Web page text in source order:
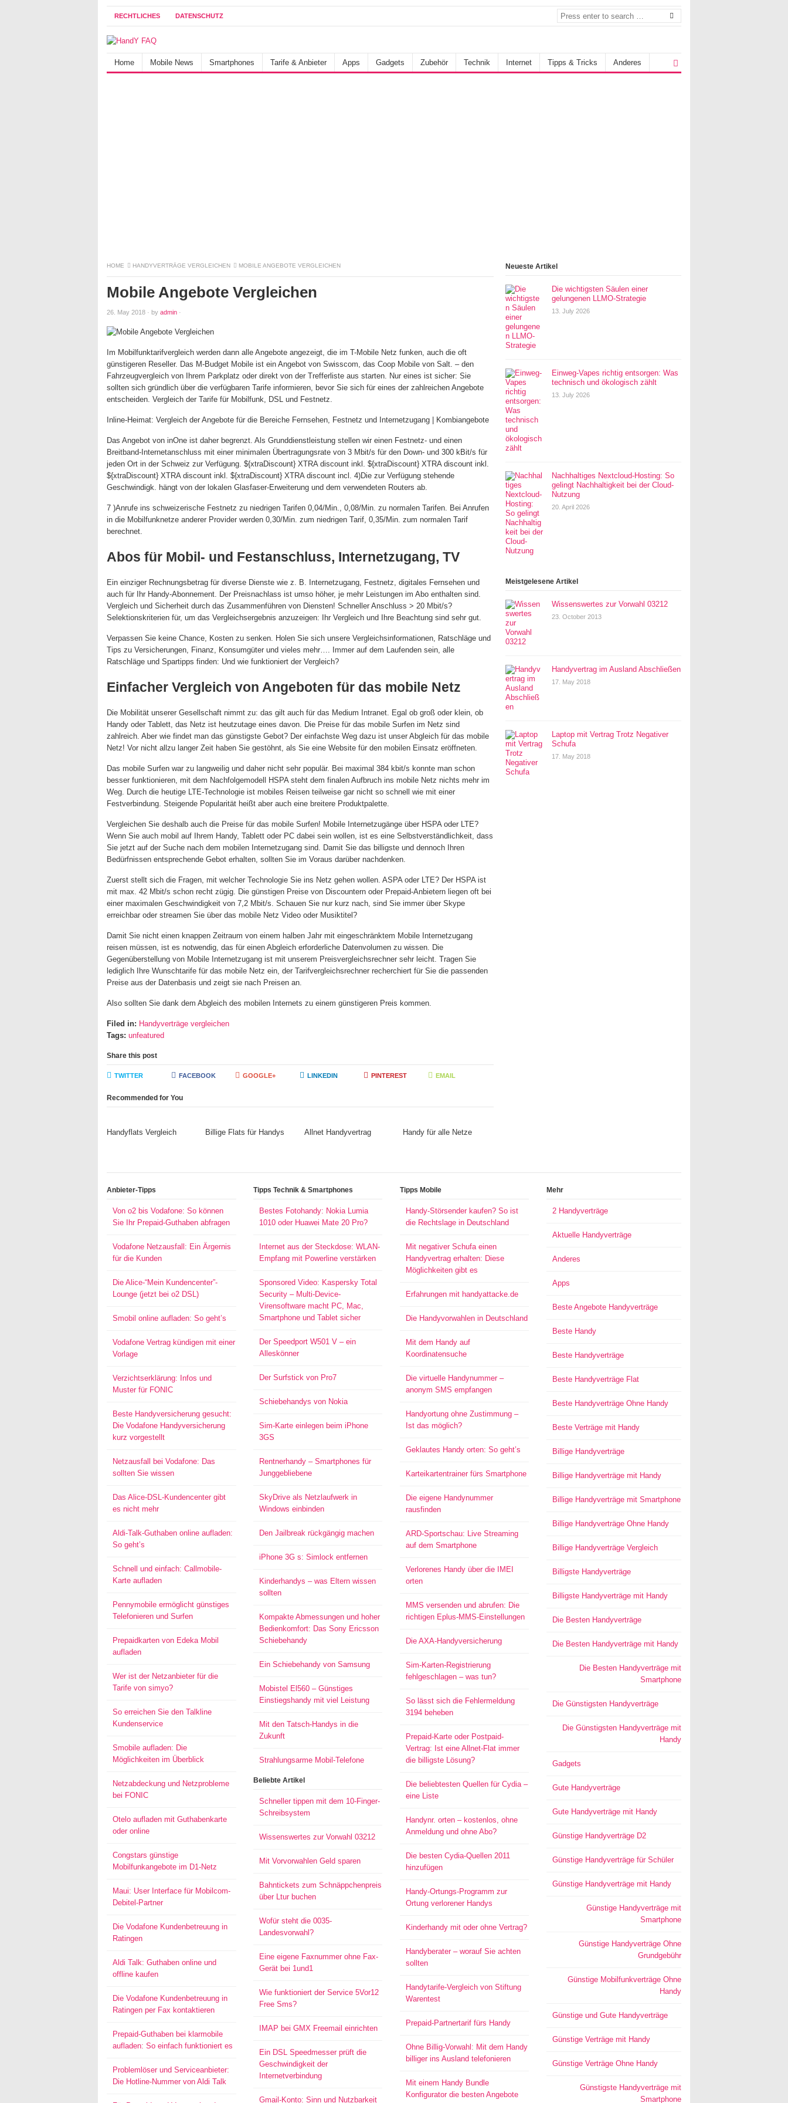
RECHTLICHES DATENSCHUTZ
Home Mobile News Smartphones Tarife & Anbieter Apps Gadgets Zubehör Technik Internet Tipps & Tricks Anderes
HOME HANDYVERTRÄGE VERGLEICHEN MOBILE ANGEBOTE VERGLEICHEN
Mobile Angebote Vergleichen
26. May 2018 · by admin ·
Im Mobilfunktarifvergleich werden dann alle Angebote angezeigt, die im T-Mobile Netz funken, auch die oft
günstigeren Reseller. Das M-Budget Mobile ist ein Angebot von Swisscom, das Coop Mobile von Salt. – den
Fahrzeugvergleich von Ihrem Parkplatz oder direkt von der Trefferliste aus starten. Nur eines ist sicher: Sie
sollten sich gründlich über die verfügbaren Tarife informieren, bevor Sie sich für eines der zahlreichen Angebote
entscheiden. Vergleich der Tarife für Mobilfunk, DSL und Festnetz.
Inline-Heimat: Vergleich der Angebote für die Bereiche Fernsehen, Festnetz und Internetzugang | Kombiangebote
Das Angebot von inOne ist daher begrenzt. Als Grunddienstleistung stellen wir einen Festnetz- und einen
Breitband-Internetanschluss mit einer minimalen Übertragungsrate von 3 Mbit/s für den Down- und 300 kBit/s für
jeden Ort in der Schweiz zur Verfügung. ${xtraDiscount} XTRA discount inkl. ${xtraDiscount} XTRA discount inkl.
${xtraDiscount} XTRA discount inkl. ${xtraDiscount} XTRA discount incl. 4)Die zur Verfügung stehende
Geschwindigk. hängt von der lokalen Glasfaser-Erweiterung und dem verwendeten Routers ab.
7 )Anrufe ins schweizerische Festnetz zu niedrigen Tarifen 0,04/Min., 0,08/Min. zu normalen Tarifen. Bei Anrufen
in die Mobilfunknetze anderer Provider werden 0,30/Min. zum niedrigen Tarif, 0,35/Min. zum normalen Tarif
berechnet.
Abos für Mobil- und Festanschluss, Internetzugang, TV
Ein einziger Rechnungsbetrag für diverse Dienste wie z. B. Internetzugang, Festnetz, digitales Fernsehen und
auch für Ihr Handy-Abonnement. Der Preisnachlass ist umso höher, je mehr Leistungen im Abo enthalten sind.
Vergleich und Sicherheit durch das Zusammenführen von Diensten! Schneller Anschluss > 20 Mbit/s?
Selektionskriterien für, um das Vergleichsergebnis anzuzeigen: Ihr Vergleich und Ihre Beachtung sind sehr gut.
Verpassen Sie keine Chance, Kosten zu senken. Holen Sie sich unsere Vergleichsinformationen, Ratschläge und
Tips zu Versicherungen, Finanz, Konsumgüter und vieles mehr…. Immer auf dem Laufenden sein, alle
Ratschläge und Spartipps finden: Und wie funktioniert der Vergleich?
Einfacher Vergleich von Angeboten für das mobile Netz
Die Mobilität unserer Gesellschaft nimmt zu: das gilt auch für das Medium Intranet. Egal ob groß oder klein, ob
Handy oder Tablett, das Netz ist heutzutage eines davon. Die Preise für das mobile Surfen im Netz sind
zahlreich. Aber wie findet man das günstigste Gebot? Der einfachste Weg dazu ist unser Abgleich für das mobile
Netz! Vor nicht allzu langer Zeit haben Sie gestöhnt, als Sie eine Website für den mobilen Einsatz eröffneten.
Das mobile Surfen war zu langweilig und daher nicht sehr populär. Bei maximal 384 kbit/s konnte man schon
besser funktionieren, mit dem Nachfolgemodell HSPA steht dem finalen Aufbruch ins mobile Netz nichts mehr im
Weg. Durch die heutige LTE-Technologie ist mobiles Reisen teilweise gar nicht so schnell wie mit einer
Festverbindung. Steigende Popularität heißt aber auch eine breitere Produktpalette.
Vergleichen Sie deshalb auch die Preise für das mobile Surfen! Mobile Internetzugänge über HSPA oder LTE?
Wenn Sie auch mobil auf Ihrem Handy, Tablett oder PC dabei sein wollen, ist es eine Selbstverständlichkeit, dass
Sie jetzt auf der Suche nach dem mobilen Internetzugang sind. Damit Sie das billigste und dennoch Ihren
Bedürfnissen entsprechende Gebot erhalten, sollten Sie im Voraus darüber nachdenken.
Zuerst stellt sich die Fragen, mit welcher Technologie Sie ins Netz gehen wollen. ASPA oder LTE? Der HSPA ist
mit max. 42 Mbit/s schon recht zügig. Die günstigen Preise von Discountern oder Prepaid-Anbietern liegen oft bei
einer maximalen Geschwindigkeit von 7,2 Mbit/s. Schauen Sie nur kurz nach, sind Sie immer über Skype
erreichbar oder streamen Sie über das mobile Netz Video oder Musiktitel?
Damit Sie nicht einen knappen Zeitraum von einem halben Jahr mit eingeschränktem Mobile Internetzugang
reisen müssen, ist es notwendig, das für einen Abgleich erforderliche Datenvolumen zu wissen. Die
Gegenüberstellung von Mobile Internetzugang ist mit unserem Preisvergleichsrechner sehr leicht. Tragen Sie
lediglich Ihre Wunschtarife für das mobile Netz ein, der Tarifvergleichsrechner recherchiert für Sie die passenden
Preise aus der Datenbasis und zeigt sie nach Preisen an.
Also sollten Sie dank dem Abgleich des mobilen Internets zu einem günstigeren Preis kommen.
Filed in: Handyverträge vergleichen
Tags: unfeatured
Share this post
TWITTER FACEBOOK GOOGLE+ LINKEDIN PINTEREST EMAIL
Recommended for You
Handyflats Vergleich Billige Flats für Handys Allnet Handyvertrag Handy für alle Netze
Neueste Artikel
Die wichtigsten Säulen einer
gelungenen LLMO-Strategie
13. July 2026
Einweg-Vapes richtig entsorgen: Was
technisch und ökologisch zählt
13. July 2026
Nachhaltiges Nextcloud-Hosting: So
gelingt Nachhaltigkeit bei der Cloud-
Nutzung
20. April 2026
Meistgelesene Artikel
Wissenswertes zur Vorwahl 03212
23. October 2013
Handyvertrag im Ausland Abschließen
17. May 2018
Laptop mit Vertrag Trotz Negativer
Schufa
17. May 2018
Anbieter-Tipps
Von o2 bis Vodafone: So können
Sie Ihr Prepaid-Guthaben abfragen
Vodafone Netzausfall: Ein Ärgernis
für die Kunden
Die Alice-“Mein Kundencenter”-
Lounge (jetzt bei o2 DSL)
Smobil online aufladen: So geht’s
Vodafone Vertrag kündigen mit einer
Vorlage
Verzichtserklärung: Infos und
Muster für FONIC
Beste Handyversicherung gesucht:
Die Vodafone Handyversicherung
kurz vorgestellt
Netzausfall bei Vodafone: Das
sollten Sie wissen
Das Alice-DSL-Kundencenter gibt
es nicht mehr
Aldi-Talk-Guthaben online aufladen:
So geht’s
Schnell und einfach: Callmobile-
Karte aufladen
Pennymobile ermöglicht günstiges
Telefonieren und Surfen
Prepaidkarten von Edeka Mobil
aufladen
Wer ist der Netzanbieter für die
Tarife von simyo?
So erreichen Sie den Talkline
Kundenservice
Smobile aufladen: Die
Möglichkeiten im Überblick
Netzabdeckung und Netzprobleme
bei FONIC
Otelo aufladen mit Guthabenkarte
oder online
Congstars günstige
Mobilfunkangebote im D1-Netz
Maui: User Interface für Mobilcom-
Debitel-Partner
Die Vodafone Kundenbetreuung in
Ratingen
Aldi Talk: Guthaben online und
offline kaufen
Die Vodafone Kundenbetreuung in
Ratingen per Fax kontaktieren
Prepaid-Guthaben bei klarmobile
aufladen: So einfach funktioniert es
Problemlöser und Serviceanbieter:
Die Hotline-Nummer von Aldi Talk
Tipps Technik & Smartphones
Bestes Fotohandy: Nokia Lumia
1010 oder Huawei Mate 20 Pro?
Internet aus der Steckdose: WLAN-
Empfang mit Powerline verstärken
Sponsored Video: Kaspersky Total
Security – Multi-Device-
Virensoftware macht PC, Mac,
Smartphone und Tablet sicher
Der Speedport W501 V – ein
Alleskönner
Der Surfstick von Pro7
Schiebehandys von Nokia
Sim-Karte einlegen beim iPhone
3GS
Rentnerhandy – Smartphones für
Junggebliebene
SkyDrive als Netzlaufwerk in
Windows einbinden
Den Jailbreak rückgängig machen
iPhone 3G s: Simlock entfernen
Kinderhandys – was Eltern wissen
sollten
Kompakte Abmessungen und hoher
Bedienkomfort: Das Sony Ericsson
Schiebehandy
Ein Schiebehandy von Samsung
Mobistel El560 – Günstiges
Einstiegshandy mit viel Leistung
Mit den Tatsch-Handys in die
Zukunft
Strahlungsarme Mobil-Telefone
Beliebte Artikel
Schneller tippen mit dem 10-Finger-
Schreibsystem
Wissenswertes zur Vorwahl 03212
Mit Vorvorwahlen Geld sparen
Bahntickets zum Schnäppchenpreis
über Ltur buchen
Wofür steht die 0035-
Landesvorwahl?
Eine eigene Faxnummer ohne Fax-
Gerät bei 1und1
Wie funktioniert der Service 5Vor12
Free Sms?
IMAP bei GMX Freemail einrichten
Ein DSL Speedmesser prüft die
Geschwindigkeit der
Internetverbindung
Gmail-Konto: Sinn und Nutzbarkeit
Tipps Mobile
Handy-Störsender kaufen? So ist
die Rechtslage in Deutschland
Mit negativer Schufa einen
Handyvertrag erhalten: Diese
Möglichkeiten gibt es
Erfahrungen mit handyattacke.de
Die Handyvorwahlen in Deutschland
Mit dem Handy auf
Koordinatensuche
Die virtuelle Handynummer –
anonym SMS empfangen
Handyortung ohne Zustimmung –
Ist das möglich?
Geklautes Handy orten: So geht’s
Karteikartentrainer fürs Smartphone
Die eigene Handynummer
rausfinden
ARD-Sportschau: Live Streaming
auf dem Smartphone
Verlorenes Handy über die IMEI
orten
MMS versenden und abrufen: Die
richtigen Eplus-MMS-Einstellungen
Die AXA-Handyversicherung
Sim-Karten-Registrierung
fehlgeschlagen – was tun?
So lässt sich die Fehlermeldung
3194 beheben
Prepaid-Karte oder Postpaid-
Vertrag: Ist eine Allnet-Flat immer
die billigste Lösung?
Die beliebtesten Quellen für Cydia –
eine Liste
Handynr. orten – kostenlos, ohne
Anmeldung und ohne Abo?
Die besten Cydia-Quellen 2011
hinzufügen
Handy-Ortungs-Programm zur
Ortung verlorener Handys
Kinderhandy mit oder ohne Vertrag?
Handyberater – worauf Sie achten
sollten
Handytarife-Vergleich von Stiftung
Warentest
Prepaid-Partnertarif fürs Handy
Ohne Billig-Vorwahl: Mit dem Handy
billiger ins Ausland telefonieren
Mit einem Handy Bundle
Konfigurator die besten Angebote
Mehr
2 Handyverträge
Aktuelle Handyverträge
Anderes
Apps
Beste Angebote Handyverträge
Beste Handy
Beste Handyverträge
Beste Handyverträge Flat
Beste Handyverträge Ohne Handy
Beste Verträge mit Handy
Billige Handyverträge
Billige Handyverträge mit Handy
Billige Handyverträge mit Smartphone
Billige Handyverträge Ohne Handy
Billige Handyverträge Vergleich
Billigste Handyverträge
Billigste Handyverträge mit Handy
Die Besten Handyverträge
Die Besten Handyverträge mit Handy
Die Besten Handyverträge mit
Smartphone
Die Günstigsten Handyverträge
Die Günstigsten Handyverträge mit
Handy
Gadgets
Gute Handyverträge
Gute Handyverträge mit Handy
Günstige Handyverträge D2
Günstige Handyverträge für Schüler
Günstige Handyverträge mit Handy
Günstige Handyverträge mit
Smartphone
Günstige Handyverträge Ohne
Grundgebühr
Günstige Mobilfunkverträge Ohne
Handy
Günstige und Gute Handyverträge
Günstige Verträge mit Handy
Günstige Verträge Ohne Handy
Günstigste Handyverträge mit
Smartphone